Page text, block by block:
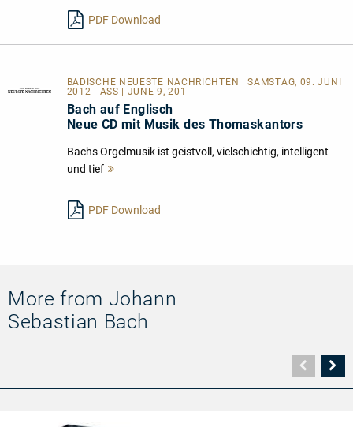
PDF Download
BADISCHE NEUESTE NACHRICHTEN | SAMSTAG, 09. JUNI
2012 | ASS | JUNE 9, 201
Bach auf Englisch
Neue CD mit Musik des Thomaskantors
Bachs Orgelmusik ist geistvoll, vielschichtig, intelligent
und tief
PDF Download
More from Johann
Sebastian Bach
Seite